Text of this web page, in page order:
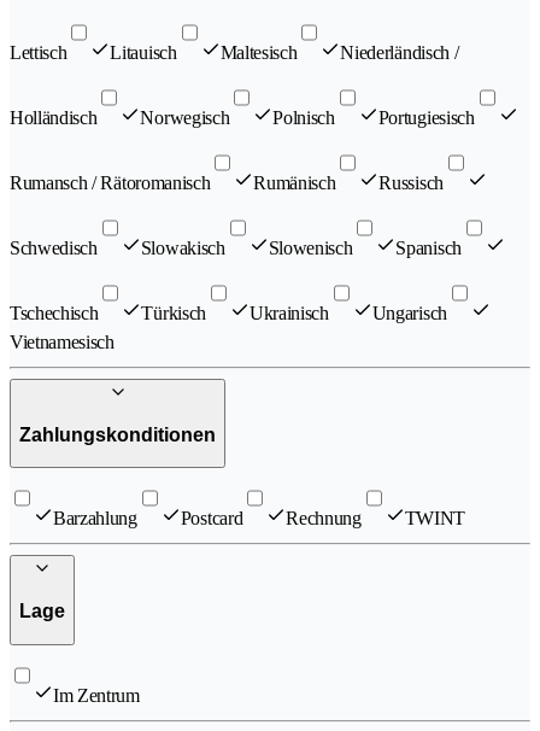
Lettisch Litauisch Maltesisch Niederländisch /
Holländisch Norwegisch Polnisch Portugiesisch
Rumansch / Rätoromanisch Rumänisch Russisch
Schwedisch Slowakisch Slowenisch Spanisch
Tschechisch Türkisch Ukrainisch
Ungarisch
Vietnamesisch
Zahlungskonditionen
Barzahlung Postcard Rechnung TWINT
Lage
Im Zentrum